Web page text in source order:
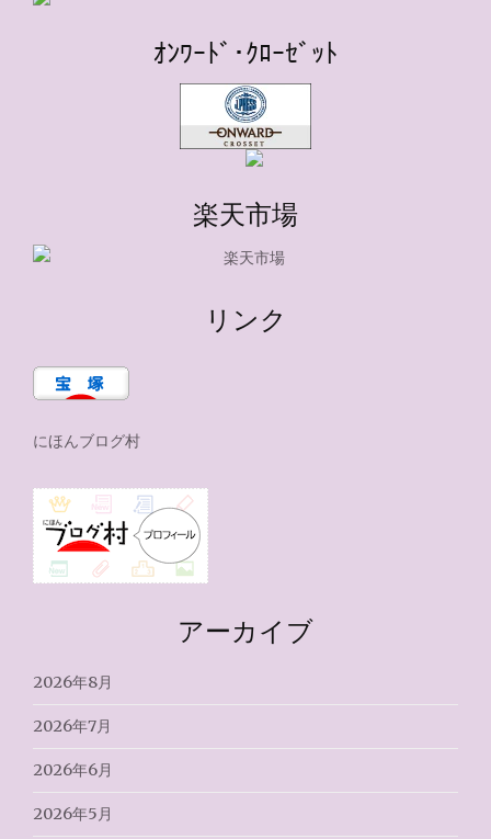
ｵﾝﾜｰﾄﾞ･ｸﾛｰｾﾞｯﾄ
楽天市場
リンク
にほんブログ村
アーカイブ
2026年8月
2026年7月
2026年6月
2026年5月